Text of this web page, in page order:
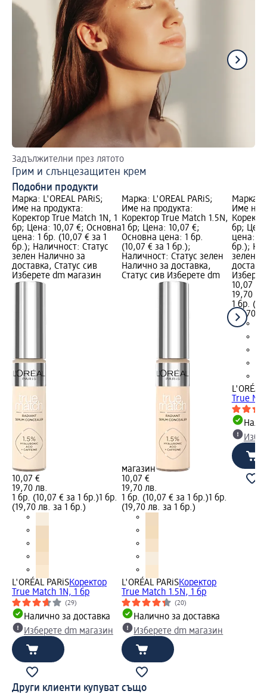
Задължителни през лятото
Грим и слънцезащитен крем
Подобни продукти
Марка: L'ORÉAL PARiS;
Име на продукта:
Коректор True Match 1N, 1
бр; Цена: 10,07 €; Основна
цена: 1 бр. (10,07 € за 1
бр.); Наличност: Статус
зелен Налично за
доставка, Статус сив
Изберете dm магазин
10,07 €
19,70 лв.
1 бр. (10,07 € за 1 бр.)1 бр.
(19,70 лв. за 1 бр.)
L'ORÉAL PARiSКоректор
True Match 1N, 1 бр
(29)
Налично за доставка
Изберете dm магазин
Марка: L'ORÉAL PARiS;
Име на продукта:
Коректор True Match 1.5N,
1 бр; Цена: 10,07 €;
Основна цена: 1 бр.
(10,07 € за 1 бр.);
Наличност: Статус зелен
Налично за доставка,
Статус сив Изберете dm
магазин
10,07 €
19,70 лв.
1 бр. (10,07 € за 1 бр.)1 бр.
(19,70 лв. за 1 бр.)
L'ORÉAL PARiSКоректор
True Match 1.5N, 1 бр
(20)
Налично за доставка
Изберете dm магазин
Марка:
Име на
бр;
цена: 1
бр.);
зелен
10,07 €
19,70 лв.
1 бр.
(19,70
L'ORÉAL
True
Други клиенти купуват също